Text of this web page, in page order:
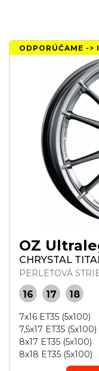
ODPORÚČAME ->
OZ
CHRYSTAL
PERLEŤOVÁ
16 17 18
7x16 ET35 (5x100)
7,5x17 ET35 (5x100)
8x17 ET35 (5x100)
8x18 ET35 (5x100)